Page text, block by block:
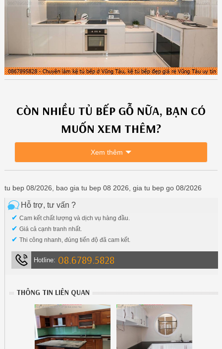
CÒN NHIỀU TỦ BẾP GỖ NỮA, BẠN CÓ
MUỐN XEM THÊM?
Xem thêm
tu bep 08/2026, bao gia tu bep 08 2026, gia tu bep go 08/2026
Hỗ trợ, tư vấn ?
✔ Cam kết chất lượng và dịch vụ hàng đầu.
✔ Giá cả cạnh tranh nhất.
✔ Thi công nhanh, đúng tiến độ đã cam kết.
Hotline: 08.6789.5828
THÔNG TIN LIÊN QUAN